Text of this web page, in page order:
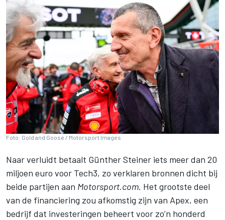
Foto: Gold and Goose / Motorsport Images
Naar verluidt betaalt Günther Steiner iets meer dan 20
miljoen euro voor Tech3, zo verklaren bronnen dicht bij
beide partijen aan Motorsport.com. Het grootste deel
van de financiering zou afkomstig zijn van Apex, een
bedrijf dat investeringen beheert voor zo’n honderd